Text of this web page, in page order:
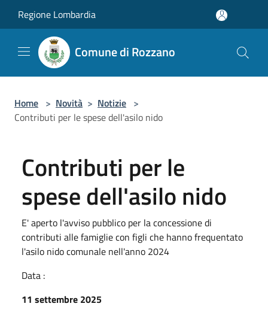
Regione Lombardia
Comune di Rozzano
Home > Novità > Notizie >
Contributi per le spese dell'asilo nido
Contributi per le
spese dell'asilo nido
E' aperto l'avviso pubblico per la concessione di
contributi alle famiglie con figli che hanno frequentato
l'asilo nido comunale nell'anno 2024
Data :
11 settembre 2025